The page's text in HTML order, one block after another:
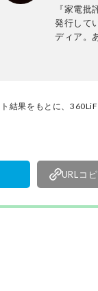
『家電
発行して
ディア。
く製品の
果をもとに、
URLコ